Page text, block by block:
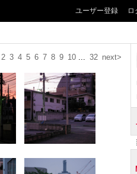
ユーザー登録 ロ
2 3 4 5 6 7 8 9 10 ... 32 next>